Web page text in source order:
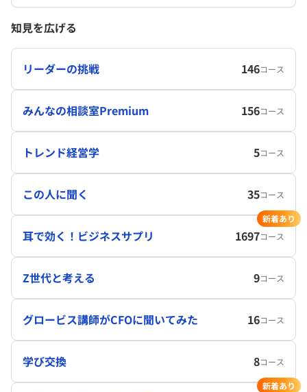
知見を広げる
リーダーの挑戦 146コース
みんなの相談室Premium 156コース
トレンド経営学 5コース
この人に聞く 35コース
耳で効く！ビジネスサプリ 1697コース
新着あり
Z世代と考える 9コース
グロービス講師がCFOに聞いてみた 16コース
学び交換 8コース
新着あり